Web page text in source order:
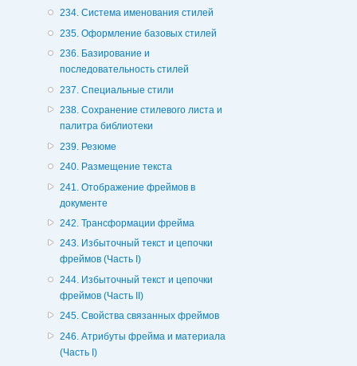
234. Система именования стилей
235. Оформление базовых стилей
236. Базирование и
последовательность стилей
237. Специальные стили
238. Сохранение стилевого листа и
палитра библиотеки
239. Резюме
240. Размещение текста
241. Отображение фреймов в
документе
242. Трансформации фрейма
243. Избыточный текст и цепочки
фреймов (Часть I)
244. Избыточный текст и цепочки
фреймов (Часть II)
245. Свойства связанных фреймов
246. Атрибуты фрейма и материала
(Часть I)